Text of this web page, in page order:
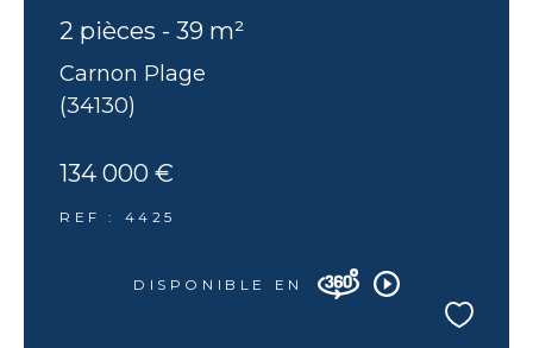
2 pièces - 39 m²
Carnon Plage
(34130)
134 000 €
REF : 4425
DISPONIBLE EN